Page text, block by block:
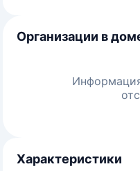
Организации в
Характеристики